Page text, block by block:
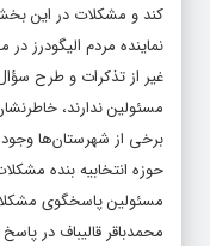
کند و مشکلات در این
نماینده مردم الیگودرز
غیر از تذکرات و طرح
مسئولین ندارند،
برخی از شهرستان‌ها وجود
حوزه انتخابیه بنده
مسئولین پاسخگوی
محمدباقر قالیباف در